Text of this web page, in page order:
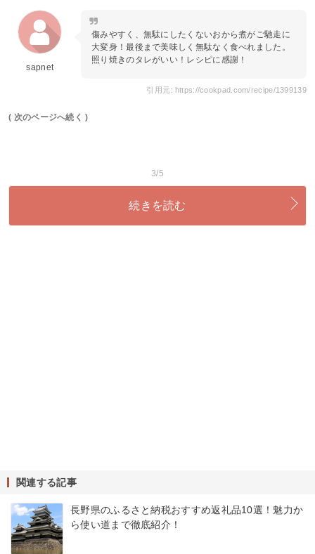
sapnet
傷みやすく、無駄にしたくないおから煮がご馳走に
大変身！最後まで美味しく無駄なく食べれました。
照り焼きのタレがいい！レシピに感謝！
引用元: https://cookpad.com/recipe/1399139
( 次のページへ続く )
3/5
続きを読む
関連する記事
長野県のふるさと納税おすすめ返礼品10選！魅力か
ら使い道まで徹底紹介！